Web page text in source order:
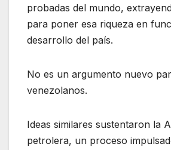
probadas del mundo,
para poner esa riqueza en
desarrollo del país.
No es un argumento nuevo
venezolanos.
Ideas similares sustentaron la
petrolera, un proceso